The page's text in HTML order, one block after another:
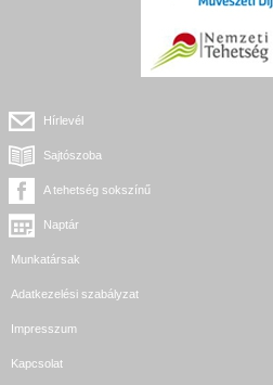
Hírlevél
Sajtószoba
A tehetség sokszínű
Naptár
Munkatársak
Adatkezelési szabályzat
Impresszum
Kapcsolat